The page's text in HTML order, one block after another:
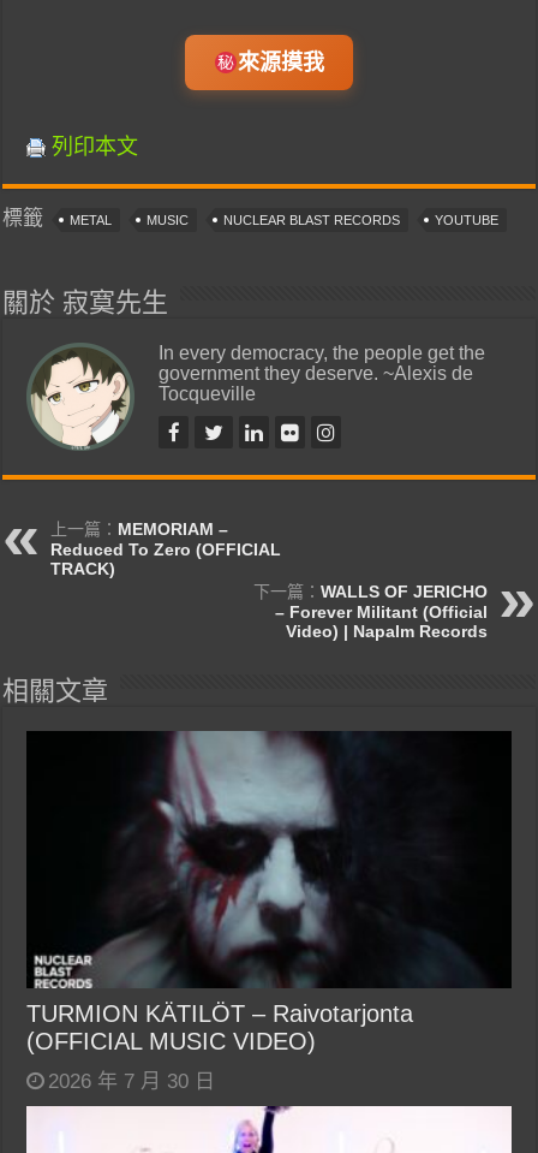
來源摸我
列印本文
標籤 METAL MUSIC NUCLEAR BLAST RECORDS YOUTUBE
關於 寂寞先生
In every democracy, the people get the
government they deserve. ~Alexis de
Tocqueville
上一篇： MEMORIAM –
Reduced To Zero (OFFICIAL
TRACK)
下一篇： WALLS OF JERICHO
– Forever Militant (Official
Video) | Napalm Records
相關文章
TURMION KÄTILÖT – Raivotarjonta
(OFFICIAL MUSIC VIDEO)
2026 年 7 月 30 日